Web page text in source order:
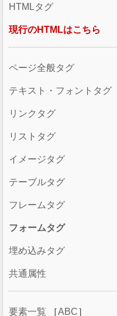
HTMLタグ
現行のHTMLはこちら
ページ全般タグ
テキスト・フォントタグ
リンクタグ
リストタグ
イメージタグ
テーブルタグ
フレームタグ
フォームタグ
埋め込みタグ
共通属性
要素一覧 ［ABC］